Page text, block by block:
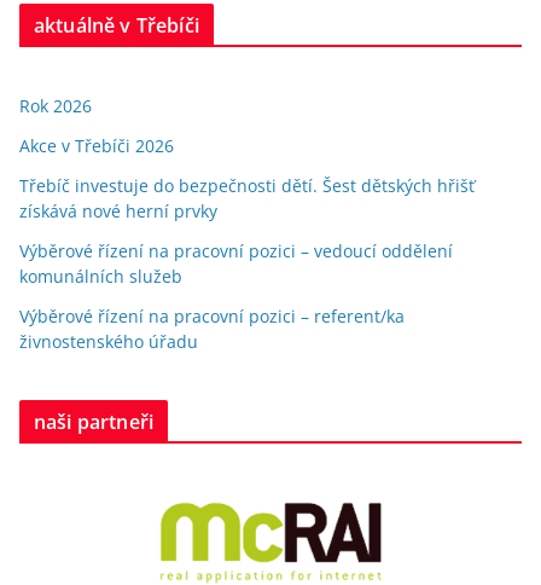
aktuálně v Třebíči
Rok 2026
Akce v Třebíči 2026
Třebíč investuje do bezpečnosti dětí. Šest dětských hřišť
získává nové herní prvky
Výběrové řízení na pracovní pozici – vedoucí oddělení
komunálních služeb
Výběrové řízení na pracovní pozici – referent/ka
živnostenského úřadu
naši partneři